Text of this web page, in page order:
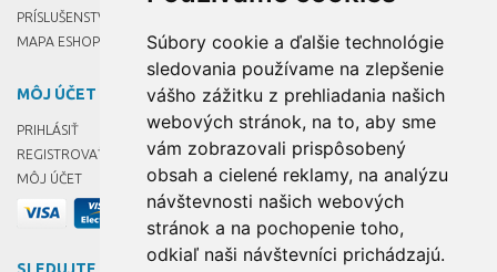
Súbory cookie a ďalšie technológie
sledovania používame na zlepšenie
vášho zážitku z prehliadania našich
webových stránok, na to, aby sme
vám zobrazovali prispôsobený
obsah a cielené reklamy, na analýzu
návštevnosti našich webových
stránok a na pochopenie toho,
odkiaľ naši návštevníci prichádzajú.
PRÍSLUŠENSTVO
MAPA ESHOPU
MÔJ ÚČET
PRIHLÁSIŤ
REGISTROVAŤ
MÔJ ÚČET
SLEDUJTE NÁS